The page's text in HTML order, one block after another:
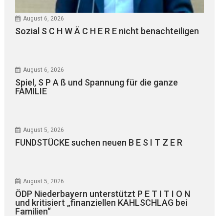
August 6, 2026
Sozial S C H W Ä C H E R E nicht benachteiligen
August 6, 2026
Spiel, S P A ß und Spannung für die ganze
FAMILIE
August 5, 2026
FUNDSTÜCKE suchen neuen B E S I T Z E R
August 5, 2026
ÖDP Niederbayern unterstützt P E T I T I O N
und kritisiert „finanziellen KAHLSCHLAG bei
Familien“